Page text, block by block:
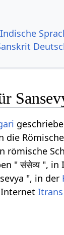
römische
" संसेव्य ", in
", in der
InternetItrans